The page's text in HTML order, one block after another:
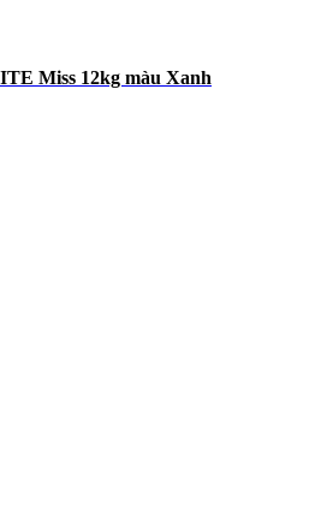
Bình gas COMPOSITE Miss 12kg màu Xanh